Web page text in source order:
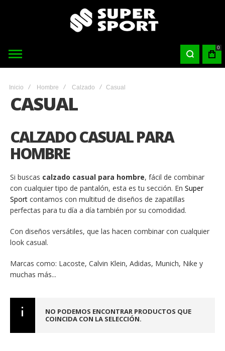
0
Inicio Hombre Calzado Casual
CASUAL
CALZADO CASUAL PARA
HOMBRE
Si buscas calzado casual para hombre, fácil de combinar
con cualquier tipo de pantalón, esta es tu sección. En Super
Sport contamos con multitud de diseños de zapatillas
perfectas para tu día a día también por su comodidad.
Con diseños versátiles, que las hacen combinar con cualquier
look casual.
Marcas como: Lacoste, Calvin Klein, Adidas, Munich, Nike y
muchas más...
NO PODEMOS ENCONTRAR PRODUCTOS QUE
COINCIDA CON LA SELECCIÓN.